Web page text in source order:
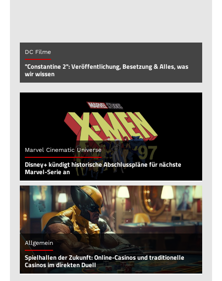
DC Filme
"Constantine 2": Veröffentlichung, Besetzung & Alles, was
wir wissen
Marvel Cinematic Universe
Disney+ kündigt historische Abschlusspläne für nächste
Marvel-Serie an
Allgemein
Spielhallen der Zukunft: Online-Casinos und traditionelle
Casinos im direkten Duell